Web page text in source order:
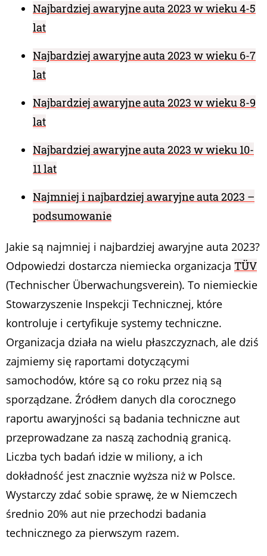
Najbardziej awaryjne auta 2023 w wieku 4-5
lat
Najbardziej awaryjne auta 2023 w wieku 6-7
lat
Najbardziej awaryjne auta 2023 w wieku 8-9
lat
Najbardziej awaryjne auta 2023 w wieku 10-
11 lat
Najmniej i najbardziej awaryjne auta 2023 –
podsumowanie
Jakie są najmniej i najbardziej awaryjne auta 2023?
Odpowiedzi dostarcza niemiecka organizacja TÜV
(Technischer Überwachungsverein). To niemieckie
Stowarzyszenie Inspekcji Technicznej, które
kontroluje i certyfikuje systemy techniczne.
Organizacja działa na wielu płaszczyznach, ale dziś
zajmiemy się raportami dotyczącymi
samochodów, które są co roku przez nią są
sporządzane. Źródłem danych dla corocznego
raportu awaryjności są badania techniczne aut
przeprowadzane za naszą zachodnią granicą.
Liczba tych badań idzie w miliony, a ich
dokładność jest znacznie wyższa niż w Polsce.
Wystarczy zdać sobie sprawę, że w Niemczech
średnio 20% aut nie przechodzi badania
technicznego za pierwszym razem.